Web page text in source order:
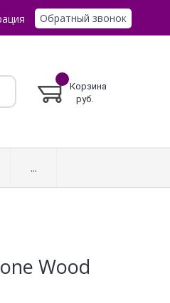
Обратный звонок
Корзина
руб.
...
Wood